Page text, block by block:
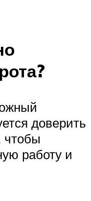
доверить
чтобы
работу и